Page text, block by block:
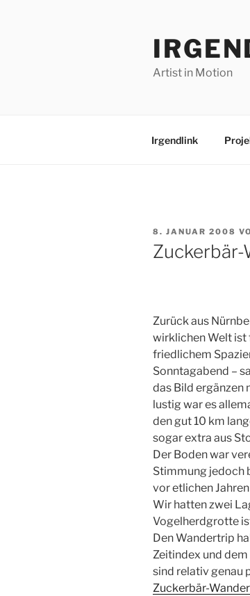
Artist in Motion
Irgendlink
VERÖFFENTLICHT
AM
8. JANUAR 2008
Zurück aus
wirklichen Welt ist
friedlichem
Sonntagabend –
das Bild ergänzen
lustig war es
den gut 10 km
sogar extra aus
Der Boden war
Stimmung jedoch
vor etlichen
Wir hatten zwei
Vogelherdgrotte
Den Wandertrip
Zeitindex und
sind relativ genau
Zuckerbär-